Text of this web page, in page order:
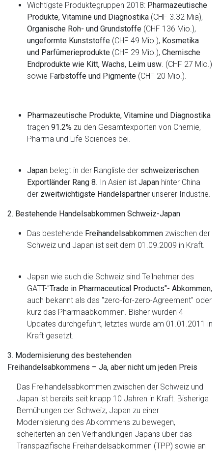
Wichtigste Produktegruppen 2018: Pharmazeutische
Produkte, Vitamine und Diagnostika (CHF 3.32 Mia),
Organische Roh- und Grundstoffe (CHF 136 Mio.),
ungeformte Kunststoffe (CHF 49 Mio.), Kosmetika
und Parfümerieprodukte (CHF 29 Mio.), Chemische
Endprodukte wie Kitt, Wachs, Leim usw. (CHF 27 Mio.)
sowie Farbstoffe und Pigmente (CHF 20 Mio.).
Pharmazeutische Produkte, Vitamine und Diagnostika
tragen 91.2% zu den Gesamtexporten von Chemie,
Pharma und Life Sciences bei.
Japan belegt in der Rangliste der schweizerischen
Exportländer Rang 8. In Asien ist Japan hinter China
der zweitwichtigste Handelspartner unserer Industrie.
2. Bestehende Handelsabkommen Schweiz-Japan
Das bestehende Freihandelsabkommen zwischen der
Schweiz und Japan ist seit dem 01.09.2009 in Kraft.
Japan wie auch die Schweiz sind Teilnehmer des
GATT-"Trade in Pharmaceutical Products"- Abkommen,
auch bekannt als das "zero-for-zero-Agreement" oder
kurz das Pharmaabkommen. Bisher wurden 4
Updates durchgeführt, letztes wurde am 01.01.2011 in
Kraft gesetzt.
3. Modernisierung des bestehenden
Freihandelsabkommens – Ja, aber nicht um jeden Preis
Das Freihandelsabkommen zwischen der Schweiz und
Japan ist bereits seit knapp 10 Jahren in Kraft. Bisherige
Bemühungen der Schweiz, Japan zu einer
Modernisierung des Abkommens zu bewegen,
scheiterten an den Verhandlungen Japans über das
Transpazifische Freihandelsabkommen (TPP) sowie an